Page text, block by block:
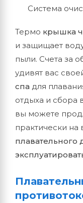
Система
Термо крышка
и защищает
пыли. Счета за
удивят вас
спа для
отдыха и сбора
вы можете
практически на
плавательного